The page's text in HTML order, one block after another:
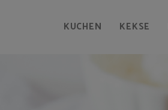
KUCHEN KEKSE